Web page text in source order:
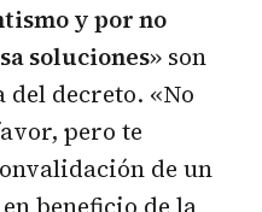
y por no
soluciones» son
del decreto. «No
pero te
de un